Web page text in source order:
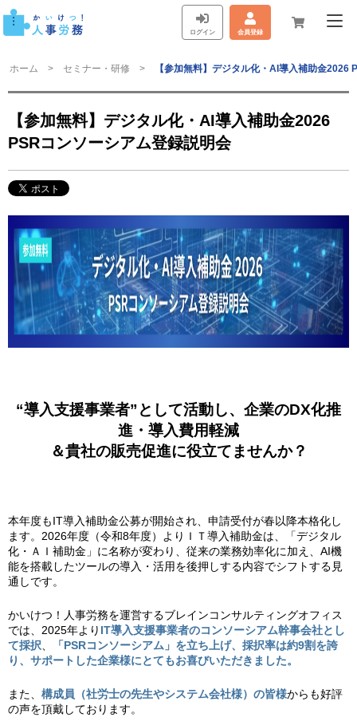
ログイン 会員登録
ホーム セミナー・研修 【参加無料】デジタル化・AI導入補助金2026
【参加無料】デジタル化・AI導入補助金2026
PSRコンソーシアム登録説明会
“導入支援事業者”として活動し、企業のDX化推
進・ 導入費用軽減
＆貴社の販売促進に役立てませんか？
本年度もIT導入補助金公募が開始され、申請受付が春以降本格化し
ます。2026年度（令和8年度）よりＩＴ導入補助金は、「デジタル
化・ＡＩ補助金」に名称が変わり、従来の業務効率化に加え、AI機
能を搭載したツールの導入・活用を後押しする内容でシフトする見
通しです。
かいけつ！人事労務を運営するブレインコンサルティングオフィス
では、2025年より IT導入支援事業者のコンソーシアム幹事会社とし
て採択
「PSRコンソーシアム」を立ち上げ、採択率は約9割を誇
り、サポートした企業様にとてもお喜びいただきました。
また、 構成員（社労士の先生やシステム会社様）の皆様からも好評
の声を頂戴しております。